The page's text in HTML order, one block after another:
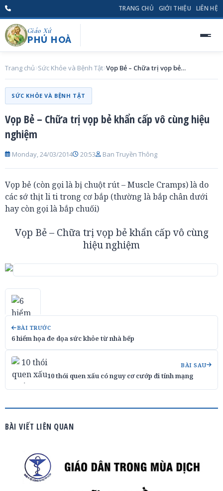
TRANG CHỦ GIỚI THIỆU LIÊN HỆ
Giáo Xứ
PHÚ HOÀ
Trang chủ Sức Khỏe và Bệnh Tật Vọp Bẻ – Chữa trị vọp bẻ khẩn cấp vô cùng hiệu nghiệm
SỨC KHỎE VÀ BỆNH TẬT
Vọp Bẻ – Chữa trị vọp bẻ khẩn cấp vô cùng hiệu
nghiệm
Monday, 24/03/2014 20:53 Ban Truyền Thông
Vọp bẻ (còn gọi là bị chuột rút – Muscle Cramps) là do
các sớ thịt li ti trong cơ bắp (thường là bắp chân dưới
hay còn gọi là bắp chuối)
Vọp Bẻ – Chữa trị vọp bẻ khẩn cấp vô cùng
hiệu nghiệm
BÀI TRƯỚC
6 hiểm họa đe dọa sức khỏe từ nhà bếp
BÀI SAU
10 thói quen xấu có nguy cơ cướp đi tính mạng
BÀI VIẾT LIÊN QUAN